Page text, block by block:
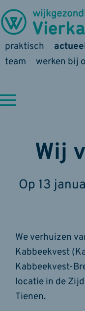
praktisch
team
werken bij
Wij
Op 13
We verhuizen
Kabbeekvest
Kabbeekvest-
locatie in de
Tienen.